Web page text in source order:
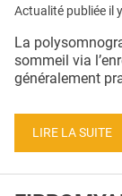
Actualité publiée il
La
sommeil via
généralement
LIRE LA SUITE